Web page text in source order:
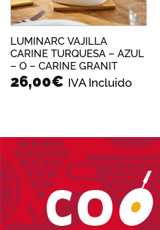
LUMINARC VAJILLA
CARINE TURQUESA – AZUL
– O – CARINE GRANIT
26,00€ IVA Incluido